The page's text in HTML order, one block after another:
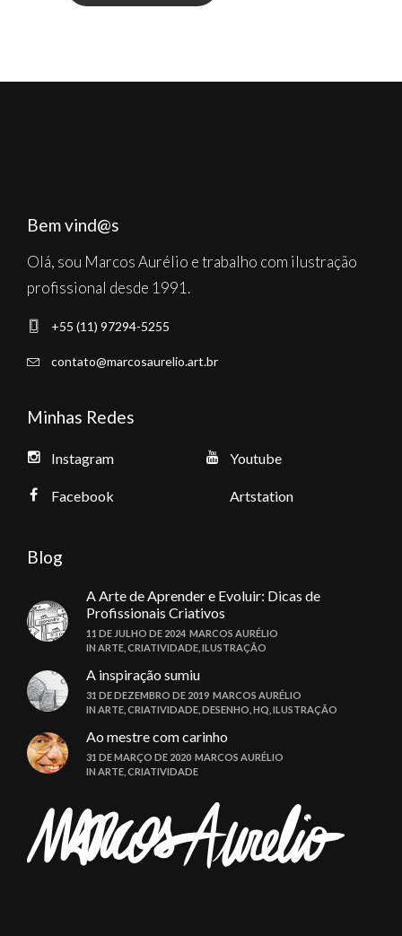
Bem vind@s
Olá, sou Marcos Aurélio e trabalho com ilustração
profissional desde 1991.
+55 (11) 97294-5255
contato@marcosaurelio.art.br
Minhas Redes
Instagram
Facebook
Youtube
Artstation
Blog
A Arte de Aprender e Evoluir: Dicas de
Profissionais Criativos
11 DE JULHO DE 2024 MARCOS AURÉLIO
IN ARTE CRIATIVIDADE ILUSTRAÇÃO
A inspiração sumiu
31 DE DEZEMBRO DE 2019 MARCOS AURÉLIO
IN ARTE CRIATIVIDADE DESENHO HQ ILUSTRAÇÃO
Ao mestre com carinho
31 DE MARÇO DE 2020 MARCOS AURÉLIO
IN ARTE CRIATIVIDADE